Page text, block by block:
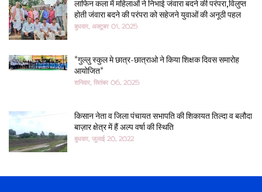
लाफिन कला में महिलाओं ने निभाई जंवारा बदने की परंपरा,विलुप्त
होती जंवारा बदने की परंपरा को सहेजने युवाओं की अनूठी पहल
बुधवार, अक्टूबर 01, 2025
*गुल्लु स्कुल मे छात्र-छात्राओ ने किया शिक्षक दिवस समारोह
आयोजित*
शनिवार, सितंबर 06, 2025
किसान नेता व जिला पंचायत सभापति की शिकायत तिल्दा व बलौदा
बाज़ार क्षेत्र में हैं अल्प वर्षा की स्थिति
बुधवार, जुलाई 20, 2022